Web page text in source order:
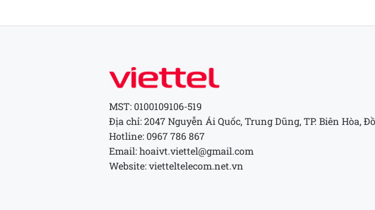
MST: 0100109106-519
Địa chỉ: 2047 Nguyễn Ái Quốc, Trung Dũng, TP. Biên Hòa,
Hotline: 0967 786 867
Email: hoaivt.viettel@gmail.com
Website: vietteltelecom.net.vn